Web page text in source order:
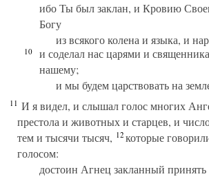
ибо Ты был заклан, и Кровию
Богу
из всякого колена и языка, и
10
и соделал нас царями и
нашему;
и мы будем царствовать на
11 И я видел, и слышал голос многих
престола и животных и старцев, и
тем и тысячи тысяч, 12которые
голосом:
достоин Агнец закланный принять